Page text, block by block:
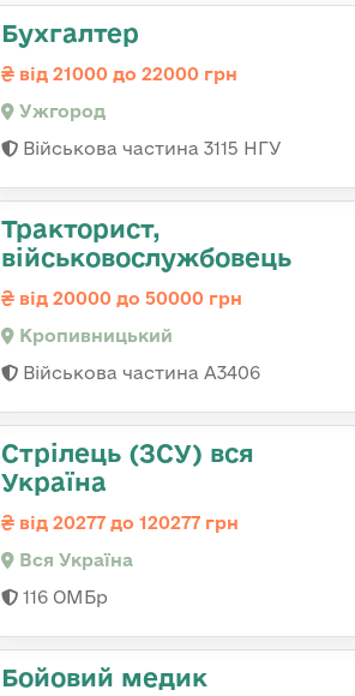
Бухгалтер
від 21000 до 22000 грн
Ужгород
Військова частина 3115 НГУ
Тракторист,
військовослужбовець
від 20000 до 50000 грн
Кропивницький
Військова частина А3406
Стрілець (ЗСУ) вся
Україна
від 20277 до 120277 грн
Вся Україна
116 ОМБр
Бойовий медик